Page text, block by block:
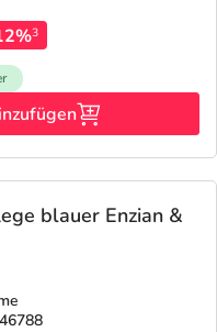
3
blauer Enzian &